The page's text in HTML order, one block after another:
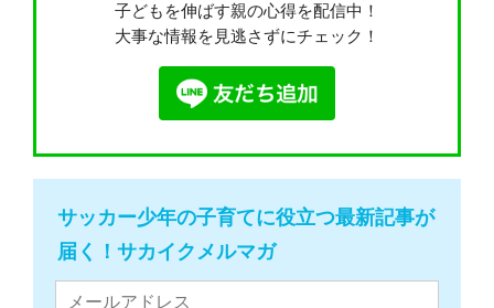
子どもを伸ばす親の心得を配信中！
大事な情報を見逃さずにチェック！
サッカー少年の子育てに役立つ最新記事が
届く！サカイクメルマガ